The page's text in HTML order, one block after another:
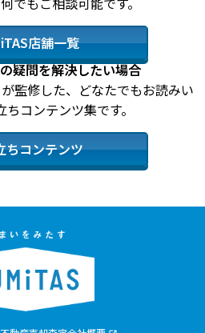
店舗一覧
疑問を解決したい場合
監修した、どなたでもお読みい
コンテンツ集です。
ちコンテンツ